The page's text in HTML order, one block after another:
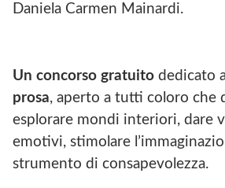
Daniela Carmen Mainardi.
Un concorso gratuito dedicato
prosa, aperto a tutti coloro che
esplorare mondi interiori, dare
emotivi, stimolare
strumento di consapevolezza.